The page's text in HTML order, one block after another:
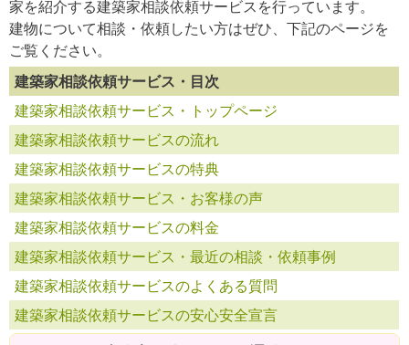
家を紹介する建築家相談依頼サービスを行っています。
建物について相談・依頼したい方はぜひ、下記のページを
ご覧ください。
建築家相談依頼サービス・目次
建築家相談依頼サービス・トップページ
建築家相談依頼サービスの流れ
建築家相談依頼サービスの特典
建築家相談依頼サービス・お客様の声
建築家相談依頼サービスの料金
建築家相談依頼サービス・最近の相談・依頼事例
建築家相談依頼サービスのよくある質問
建築家相談依頼サービスの安心安全宣言